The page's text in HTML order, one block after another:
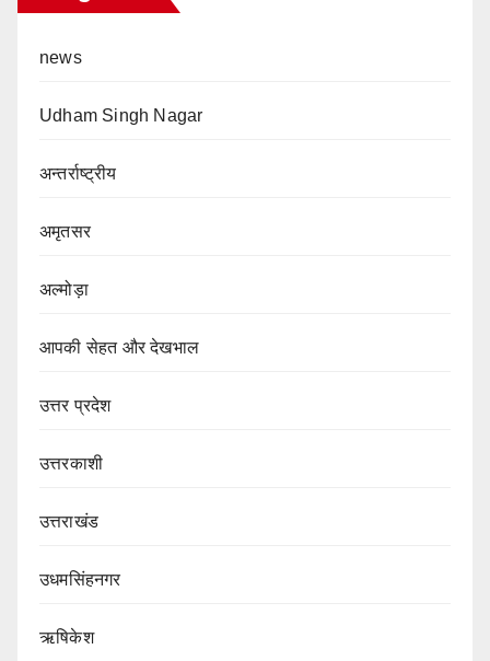
news
Udham Singh Nagar
अन्तर्राष्ट्रीय
अमृतसर
अल्मोड़ा
आपकी सेहत और देखभाल
उत्तर प्रदेश
उत्तरकाशी
उत्तराखंड
उधमसिंहनगर
ऋषिकेश